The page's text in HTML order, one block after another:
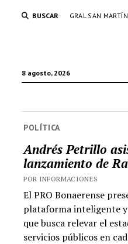
BUSCAR GRAL SAN MARTÍN
8 agosto, 2026
POLÍTICA
Andrés Petrillo
lanzamiento de
POR INFORMACIONES
El PRO Bonaerense
plataforma inteligente
que busca relevar el
servicios públicos en